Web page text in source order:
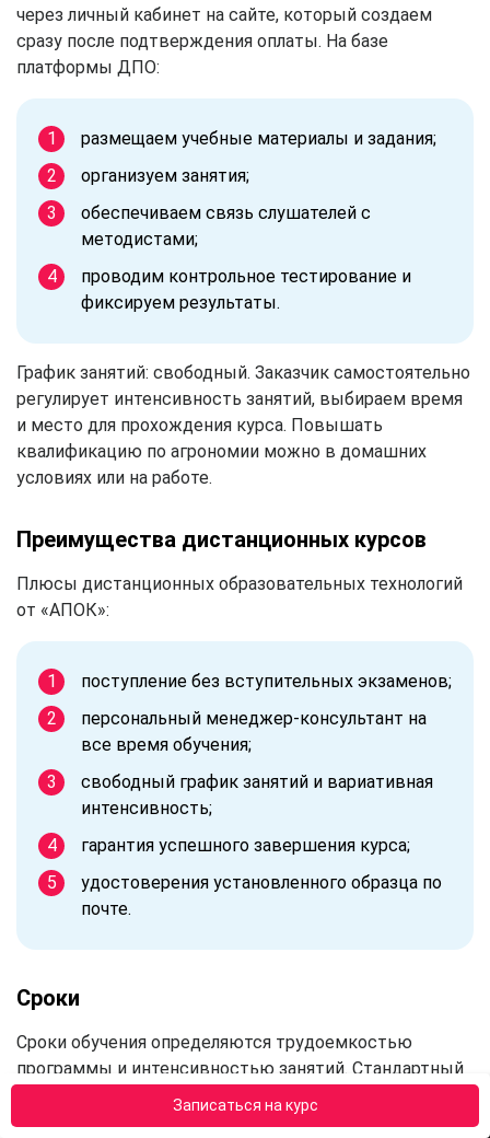
Записаться на курс
через личный кабинет на сайте, который создаем
сразу после подтверждения оплаты. На базе
платформы ДПО:
размещаем учебные материалы и задания;
организуем занятия;
обеспечиваем связь слушателей с
методистами;
проводим контрольное тестирование и
фиксируем результаты.
График занятий: свободный. Заказчик самостоятельно
регулирует интенсивность занятий, выбираем время
и место для прохождения курса. Повышать
квалификацию по агрономии можно в домашних
условиях или на работе.
Преимущества дистанционных курсов
Плюсы дистанционных образовательных технологий
от «АПОК»:
поступление без вступительных экзаменов;
персональный менеджер-консультант на
все время обучения;
свободный график занятий и вариативная
интенсивность;
гарантия успешного завершения курса;
удостоверения установленного образца по
почте.
Сроки
Сроки обучения определяются трудоемкостью
программы и интенсивностью занятий. Стандартный
объем образовательный программ от «АПОК» — 72
часов. При средней интенсивности ежедневных